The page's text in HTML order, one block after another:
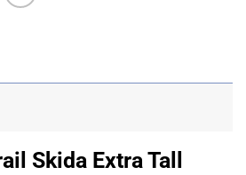
Skida Extra Tall